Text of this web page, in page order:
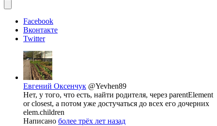
Facebook
Вконтакте
Twitter
Евгений Оксенчук @Yevhen89
Нет, у того, что есть, найти родителя, через parentElement
or closest, а потом уже достучаться до всех его дочерних
elem.children
Написано более трёх лет назад